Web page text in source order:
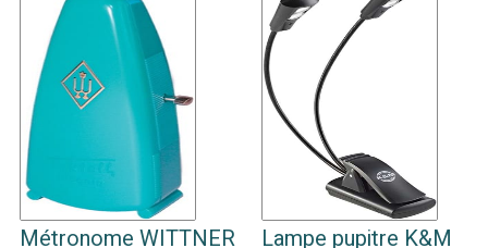
Métronome WITTNER Lampe pupitre K&M